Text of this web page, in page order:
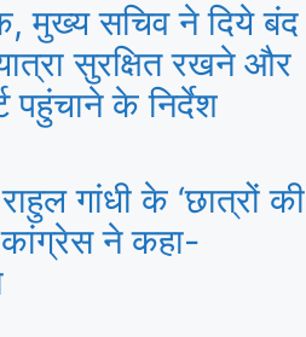
मुख्य सचिव ने दिये बंद
सुरक्षित रखने और
पहुंचाने के निर्देश
गांधी के ‘छात्रों की
कांग्रेस ने कहा-